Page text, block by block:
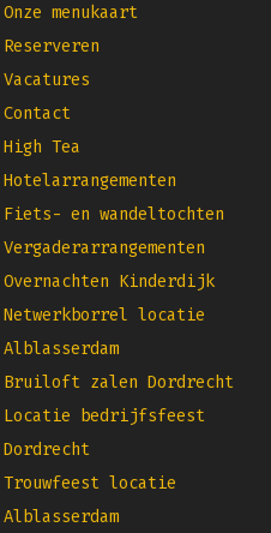
Onze menukaart
Reserveren
Vacatures
Contact
High Tea
Hotelarrangementen
Fiets- en wandeltochten
Vergaderarrangementen
Overnachten Kinderdijk
Netwerkborrel locatie
Alblasserdam
Bruiloft zalen Dordrecht
Locatie bedrijfsfeest
Dordrecht
Trouwfeest locatie
Alblasserdam